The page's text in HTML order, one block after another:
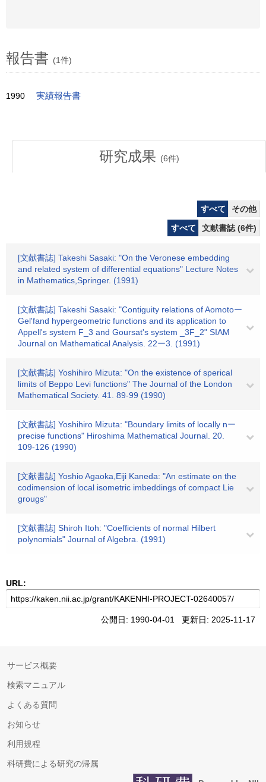
報告書 (1件)
1990 実績報告書
研究成果 (6件)
すべて
その他
すべて
文献書誌 (6件)
[文献書誌] Takeshi Sasaki: "On the Veronese embedding
and related system of differential equations" Lecture Notes
in Mathematics,Springer. (1991)
[文献書誌] Takeshi Sasaki: "Contiguity relations of Aomotoー
Gel'fand hypergeometric functions and its application to
Appell's system F_3 and Goursat's system _3F_2" SIAM
Journal on Mathematical Analysis. 22ー3. (1991)
[文献書誌] Yoshihiro Mizuta: "On the existence of sperical
limits of Beppo Levi functions" The Journal of the London
Mathematical Society. 41. 89-99 (1990)
[文献書誌] Yoshihiro Mizuta: "Boundary limits of locally nー
precise functions" Hiroshima Mathematical Journal. 20.
109-126 (1990)
[文献書誌] Yoshio Agaoka,Eiji Kaneda: "An estimate on the
codimension of local isometric imbeddings of compact Lie
grougs"
[文献書誌] Shiroh Itoh: "Coefficients of normal Hilbert
polynomials" Journal of Algebra. (1991)
URL:
公開日: 1990-04-01 更新日: 2025-11-17
サービス概要
検索マニュアル
よくある質問
お知らせ
利用規程
科研費による研究の帰属